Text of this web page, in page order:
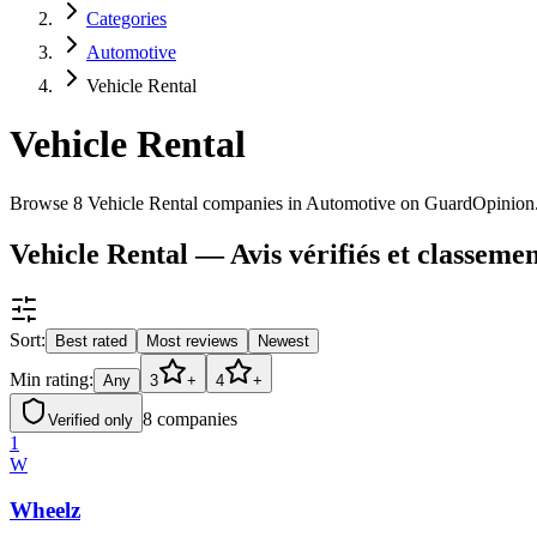
Categories
Automotive
Vehicle Rental
Vehicle Rental
Browse 8 Vehicle Rental companies in Automotive on
Vehicle Rental — Avis vérifiés et
Sort: Best rated Most reviews Newest
Min rating: Any 3 + 4 +
Verified only 8 companies
1
W
Wheelz